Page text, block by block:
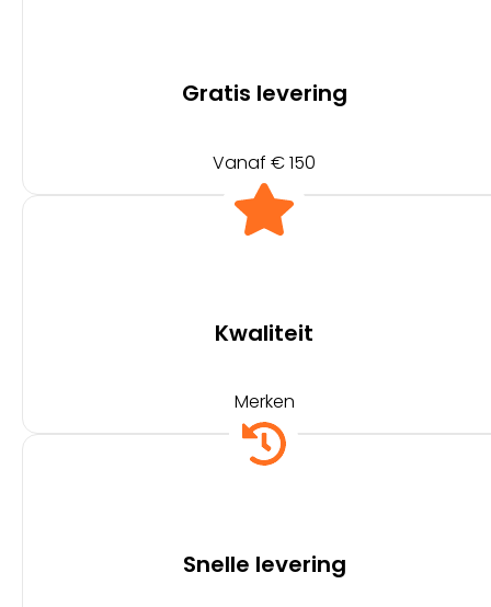
Gratis levering
Vanaf € 150
Kwaliteit
Merken
Snelle levering